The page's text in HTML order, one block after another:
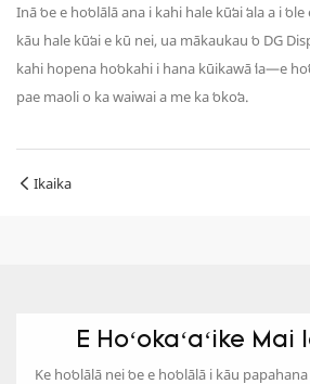
Inā ʻoe e hoʻolālā ana i kahi hale kūʻai ʻala a i ʻole
kāu hale kūʻai e kū nei, ua mākaukau ʻo DG
kahi hopena hoʻokahi i hana kūikawā ʻia—e
pae maoli o ka waiwai a me ka ʻokoʻa.
Ikaika
E Hoʻokaʻaʻike Mai
Ke hoʻolālā nei ʻoe e hoʻolālā i kāu papahana